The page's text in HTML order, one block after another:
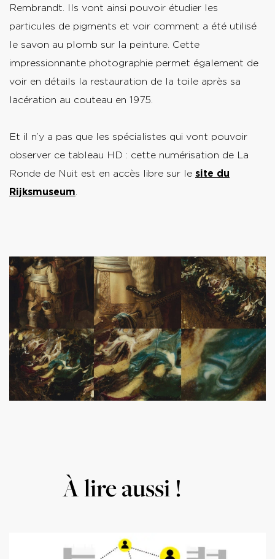
Rembrandt. Ils vont ainsi pouvoir étudier les
particules de pigments et voir comment a été utilisé
le savon au plomb sur la peinture. Cette
impressionnante photographie permet également de
voir en détails la restauration de la toile après sa
lacération au couteau en 1975.
Et il n’y a pas que les spécialistes qui vont pouvoir
observer ce tableau HD : cette numérisation de La
Ronde de Nuit est en accès libre sur le site du
Rijksmuseum
À lire aussi !